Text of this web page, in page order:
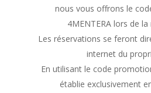
nous vous offrons le
4MENTERA lors de
Les réservations se feront
internet du
En utilisant le code
établie exclusivement